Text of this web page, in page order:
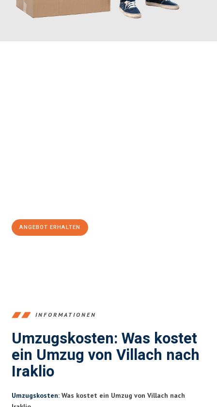
ANGEBOT ERHALTEN
INFORMATIONEN
Umzugskosten: Was kostet
ein Umzug von Villach nach
Iraklio
Umzugskosten: Was kostet ein Umzug von Villach nach